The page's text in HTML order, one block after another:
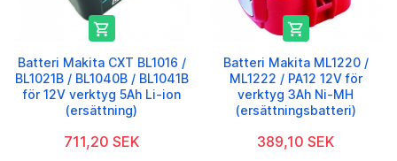

Batteri Makita CXT BL1016 /
BL1021B / BL1040B / BL1041B
för 12V verktyg 5Ah Li-ion
(ersättning)
711,20 SEK

Batteri Makita ML1220 /
ML1222 / PA12 12V för
verktyg 3Ah Ni-MH
(ersättningsbatteri)
389,10 SEK